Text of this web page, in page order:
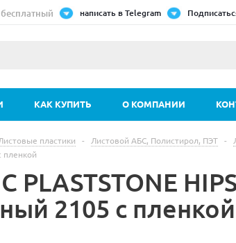
написать в Telegram
КАК КУПИТЬ О КОМПАНИИ
пластики - Листовой АБС, Полистирол, ПЭТ -
пленкой
PLASTSTONE
2105 с пленкой